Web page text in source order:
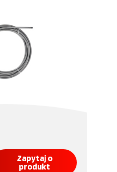
Zapytaj o
produkt